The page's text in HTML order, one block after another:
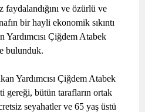
ve özürlü ve
bir hayli ekonomik sıkıntı
Yardımcısı Çiğdem Atabek
bulunduk.
Yardımcısı Çiğdem Atabek
gereği, bütün tarafların ortak
seyahatler ve 65 yaş üstü